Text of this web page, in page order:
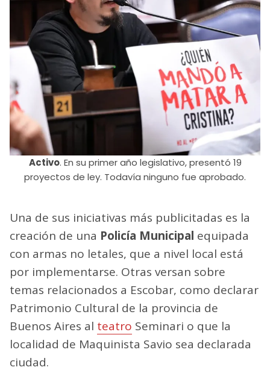
Activo. En su primer año legislativo, presentó 19
proyectos de ley. Todavía ninguno fue aprobado.
Una de sus iniciativas más publicitadas es la
creación de una Policía Municipal equipada
con armas no letales, que a nivel local está
por implementarse. Otras versan sobre
temas relacionados a Escobar, como declarar
Patrimonio Cultural de la provincia de
Buenos Aires al teatro Seminari o que la
localidad de Maquinista Savio sea declarada
ciudad.